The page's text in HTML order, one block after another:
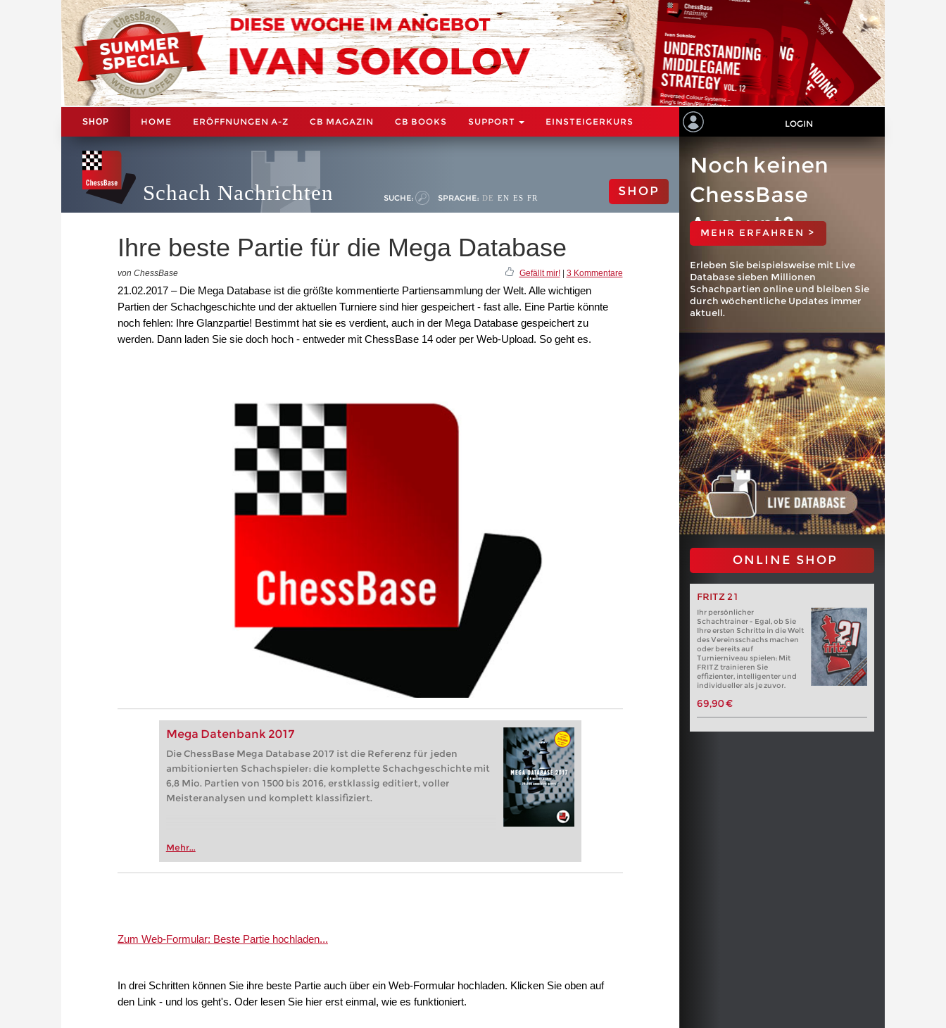
SHOP HOME ERÖFFNUNGEN A-Z CB MAGAZIN CB BOOKS SUPPORT EINSTEIGERKURS LOGIN
Schach Nachrichten SUCHE: SPRACHE: DE EN ES FR SHOP
Ihre beste Partie für die Mega Database
von ChessBase Gefällt mir!| 3 Kommentare
21.02.2017 – Die Mega Database ist die größte kommentierte Partiensammlung der Welt. Alle wichtigen
Partien der Schachgeschichte und der aktuellen Turniere sind hier gespeichert - fast alle. Eine Partie könnte
noch fehlen: Ihre Glanzpartie! Bestimmt hat sie es verdient, auch in der Mega Database gespeichert zu
werden. Dann laden Sie sie doch hoch - entweder mit ChessBase 14 oder per Web-Upload. So geht es.
Mega Datenbank 2017
Die ChessBase Mega Database 2017 ist die Referenz für jeden
ambitionierten Schachspieler: die komplette Schachgeschichte mit
6,8 Mio. Partien von 1500 bis 2016, erstklassig editiert, voller
Meisteranalysen und komplett klassifiziert.
Mehr...
Noch keinen
ChessBase
Account?
MEHR ERFAHREN >
Erleben Sie beispielsweise mit Live
Database sieben Millionen
Schachpartien online und bleiben Sie
durch wöchentliche Updates immer
aktuell.
ONLINE SHOP
FRITZ 21
Ihr persönlicher
Schachtrainer - Egal, ob Sie
Ihre ersten Schritte in die Welt
des Vereinsschachs machen
oder bereits auf
Turnierniveau spielen: Mit
FRITZ trainieren Sie
effizienter, intelligenter und
individueller als je zuvor.
69,90 €
Zum Web-Formular: Beste Partie hochladen...
In drei Schritten können Sie ihre beste Partie auch über ein Web-Formular hochladen. Klicken Sie oben auf
den Link - und los geht's. Oder lesen Sie hier erst einmal, wie es funktioniert.